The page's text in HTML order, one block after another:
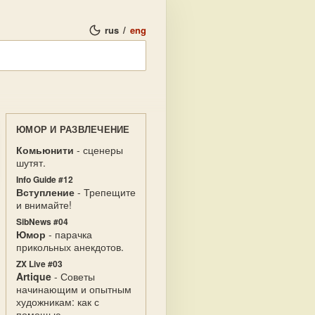
rus / eng
ЮМОР И РАЗВЛЕЧЕНИЕ
Комьюнити - сценеры
шутят.
Info Guide #12
Вступление - Трепещите
и внимайте!
SibNews #04
Юмор - парачка
прикольных анекдотов.
ZX Live #03
Artique - Советы
начинающим и опытным
художникам: как с